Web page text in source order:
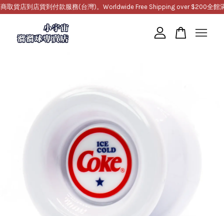
貨店到店貨到付款服務(台灣)。Worldwide Free Shipping over $200全館滿